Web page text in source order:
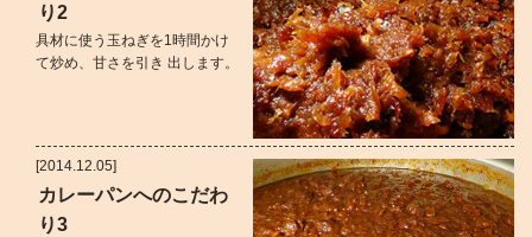
り2
具材に使う玉ねぎを1時間かけ
て炒め、甘さを引き 出します。
[2014.12.05]
カレーパンへのこだわ
り3